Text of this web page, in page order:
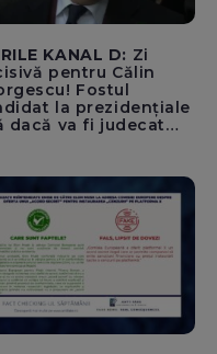
KANAL D: Zi
pentru Călin
Fostul
la prezidențiale
dacă va fi judecat